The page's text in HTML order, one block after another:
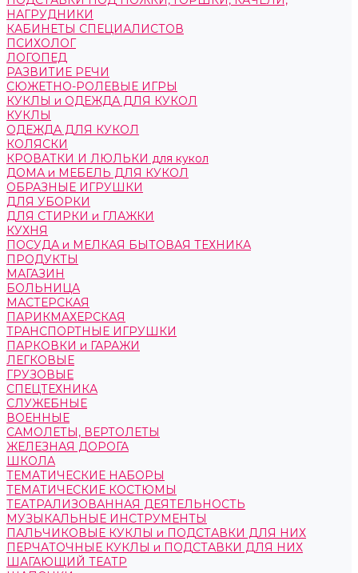
НАГРУДНИКИ
КАБИНЕТЫ СПЕЦИАЛИСТОВ
ПСИХОЛОГ
ЛОГОПЕД
РАЗВИТИЕ РЕЧИ
СЮЖЕТНО-РОЛЕВЫЕ ИГРЫ
КУКЛЫ и ОДЕЖДА ДЛЯ КУКОЛ
КУКЛЫ
ОДЕЖДА ДЛЯ КУКОЛ
КОЛЯСКИ
КРОВАТКИ И ЛЮЛЬКИ для кукол
ДОМА и МЕБЕЛЬ ДЛЯ КУКОЛ
ОБРАЗНЫЕ ИГРУШКИ
ДЛЯ УБОРКИ
ДЛЯ СТИРКИ и ГЛАЖКИ
КУХНЯ
ПОСУДА и МЕЛКАЯ БЫТОВАЯ ТЕХНИКА
ПРОДУКТЫ
МАГАЗИН
БОЛЬНИЦА
МАСТЕРСКАЯ
ПАРИКМАХЕРСКАЯ
ТРАНСПОРТНЫЕ ИГРУШКИ
ПАРКОВКИ и ГАРАЖИ
ЛЕГКОВЫЕ
ГРУЗОВЫЕ
СПЕЦТЕХНИКА
СЛУЖЕБНЫЕ
ВОЕННЫЕ
САМОЛЕТЫ, ВЕРТОЛЕТЫ
ЖЕЛЕЗНАЯ ДОРОГА
ШКОЛА
ТЕМАТИЧЕСКИЕ НАБОРЫ
ТЕМАТИЧЕСКИЕ КОСТЮМЫ
ТЕАТРАЛИЗОВАННАЯ ДЕЯТЕЛЬНОСТЬ
МУЗЫКАЛЬНЫЕ ИНСТРУМЕНТЫ
ПАЛЬЧИКОВЫЕ КУКЛЫ и ПОДСТАВКИ ДЛЯ НИХ
ПЕРЧАТОЧНЫЕ КУКЛЫ и ПОДСТАВКИ ДЛЯ НИХ
ШАГАЮЩИЙ ТЕАТР